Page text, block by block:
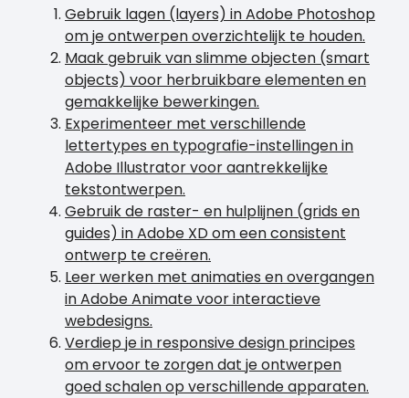
Gebruik lagen (layers) in Adobe Photoshop
om je ontwerpen overzichtelijk te houden.
Maak gebruik van slimme objecten (smart
objects) voor herbruikbare elementen en
gemakkelijke bewerkingen.
Experimenteer met verschillende
lettertypes en typografie-instellingen in
Adobe Illustrator voor aantrekkelijke
tekstontwerpen.
Gebruik de raster- en hulplijnen (grids en
guides) in Adobe XD om een consistent
ontwerp te creëren.
Leer werken met animaties en overgangen
in Adobe Animate voor interactieve
webdesigns.
Verdiep je in responsive design principes
om ervoor te zorgen dat je ontwerpen
goed schalen op verschillende apparaten.